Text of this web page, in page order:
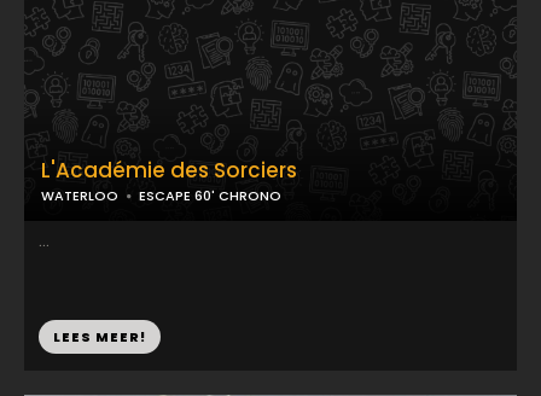
L'Académie des Sorciers
WATERLOO ESCAPE 60' CHRONO
...
LEES MEER!